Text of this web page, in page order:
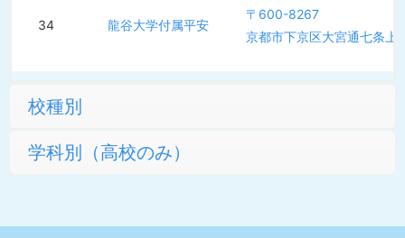
34 龍谷大学付属平安
〒600-8267
京都市下京区大宮通七条上
校種別
学科別（高校のみ）